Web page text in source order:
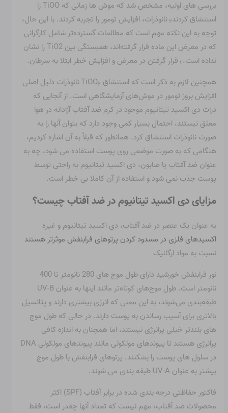
بررسی های اولیه، مشخص شد که موش ها زمانی که TiOO را
استنشاق کردند۲ نانوذرات، افزایش تومور را تجربه کردند. با این حال،
توجه به این نکته مهم است که مطالعات گسترده‌تر شامل کارگرانی
که در معرض این ماده قرار گرفته‌اند، همبستگی بین TiO2 را نشان
نداده است.۲ قرار گرفتن در معرض و افزایش خطر ابتلا به سرطان.
همچنین لازم به ذکر است که استنشاق TiOO ۲
نانوذرات دلیل اصلی
افزایش بروز تومور در موش‌های آزمایشگاهی است. از آنجایی که
ذرات دی اکسید تیتانیوم موجود در کرم ضد آفتاب آزادانه در هوا
معلق نیستند، احتمال بسیار کمی وجود دارد که بتوان آنها را به
صورت نانوذرات استنشاق کرد. همانطور که قبلاً به آن اشاره کردیم،
هنگامی که به صورت موضعی روی پوست استفاده می شود، چه به
عنوان ضد آفتاب یا صابون، دی اکسید تیتانیوم به راحتی توسط
پوست جذب نمی شود و استفاده از آن کاملا بی خطر است.
مزایای دی اکسید تیتانیوم در ضد آفتاب چیست؟
به عنوان یک عنصر در ضد آفتاب، دی اکسید تیتانیوم و غیره
اکسیدهای فلزی در مسدود کردن پرتوهای فرابنفش موثرتر هستند
نسبت به مواد ارگانیک
نور فرابنفش خورشید دارای طول موج های 280 نانومتر تا 400
نانومتر است. طول موج‌های کوتاه‌تر مانند اینها به عنوان UV-B
طبقه‌بندی می‌شوند، به این معنی که انرژی بیشتری دارند و پتانسیل
بالاتری برای آسیب رساندن به پوست دارند. در حالی که طول موج
های بلندتر خیلی پرانرژی نیستند، اما همچنان به اندازه کافی
پرانرژی هستند تا پیوندهای مولکولی مانند پیوندهای مولکولی DNA
در سلول های پوست را بشکنند. پرتوهای فرابنفش با طول موج
بیشتر به عنوان UV-A طبقه بندی می شوند.
فاکتور حفاظتی درجه بندی شده در برابر آفتاب (SPF) اکثر
محصولات ضد آفتاب، مهم نیست که تعداد آنها چقدر است، فقط